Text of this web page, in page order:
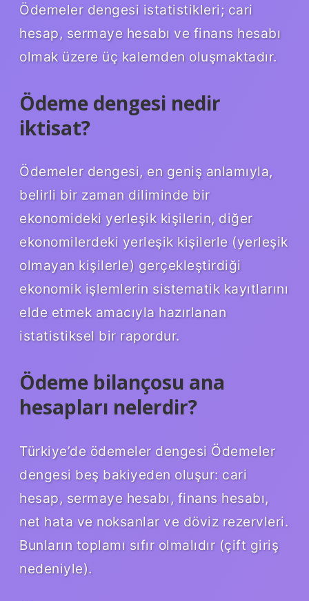
Ödemeler dengesi istatistikleri; cari
hesap, sermaye hesabı ve finans hesabı
olmak üzere üç kalemden oluşmaktadır.
Ödeme dengesi nedir
iktisat?
Ödemeler dengesi, en geniş anlamıyla,
belirli bir zaman diliminde bir
ekonomideki yerleşik kişilerin, diğer
ekonomilerdeki yerleşik kişilerle (yerleşik
olmayan kişilerle) gerçekleştirdiği
ekonomik işlemlerin sistematik kayıtlarını
elde etmek amacıyla hazırlanan
istatistiksel bir rapordur.
Ödeme bilançosu ana
hesapları nelerdir?
Türkiye’de ödemeler dengesi Ödemeler
dengesi beş bakiyeden oluşur: cari
hesap, sermaye hesabı, finans hesabı,
net hata ve noksanlar ve döviz rezervleri.
Bunların toplamı sıfır olmalıdır (çift giriş
nedeniyle).